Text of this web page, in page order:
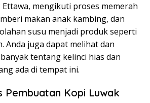
mengikuti proses memerah
makan anak kambing, dan
susu menjadi produk seperti
Anda juga dapat melihat dan
tentang kelinci hias dan
ada di tempat ini.
Pembuatan Kopi Luwak